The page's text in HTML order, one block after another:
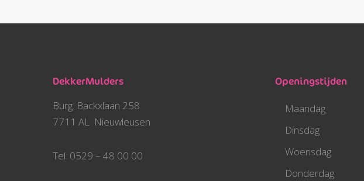
DekkerMulders
Burg. Backxlaan 258
7711 AL Nieuwleusen
Tel: 0529 – 48 00 00
Openingstijden
Maandag
Dinsdag
Woensdag
Donderdag